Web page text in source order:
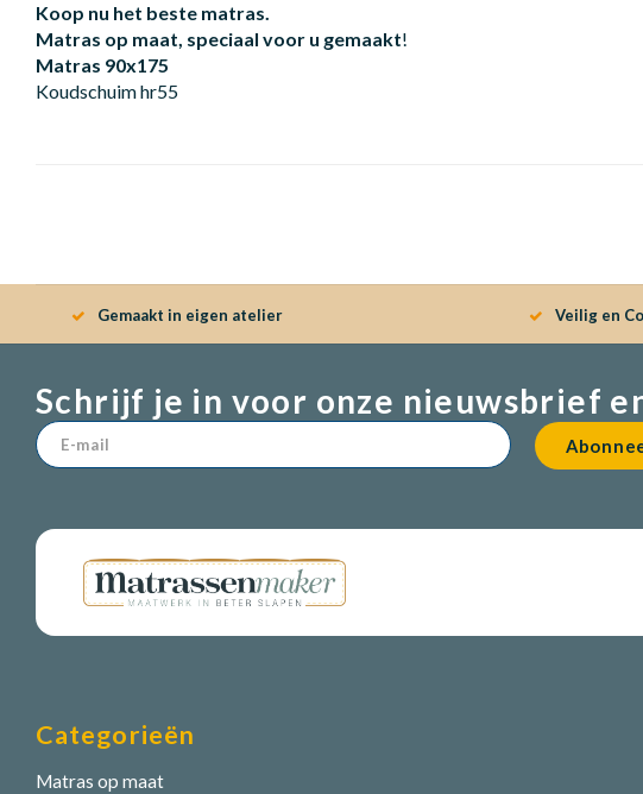
Koop nu het beste matras.
Matras op maat, speciaal voor u gemaakt!
Matras 90x175
Koudschuim hr55
Gemaakt in eigen atelier Veilig en
Schrijf je in voor onze nieuwsbrief
Categorieën
Matras op maat